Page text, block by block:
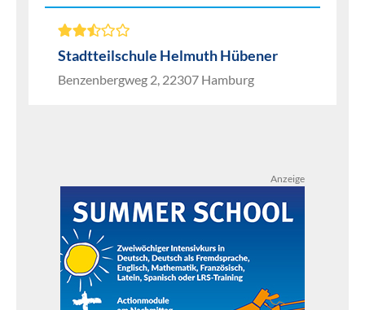
Stadtteilschule Helmuth Hübener
Benzenbergweg 2, 22307 Hamburg
Anzeige